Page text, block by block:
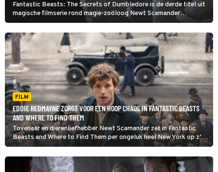
Fantastic Beasts: The Secrets of Dumbledore is de derde titel uit
magische filmserie rond magie-zoöloog Newt Scamander
(Redmayne), gebaseerd op de boeken van J.K. Rowling.
FILM
EDDIE REDMAYNE ZORGT VOOR EEN HOOP CHAOS IN FANTASTIC BEASTS
AND WHERE TO FIND THEM
Tovenaar en dierenliefhebber Newt Scamander zet in Fantastic
Beasts and Where to Find Them per ongeluk heel New York op z’n
kop. Hoe? Er ontsnapt een magisch diertje uit zijn koffer.